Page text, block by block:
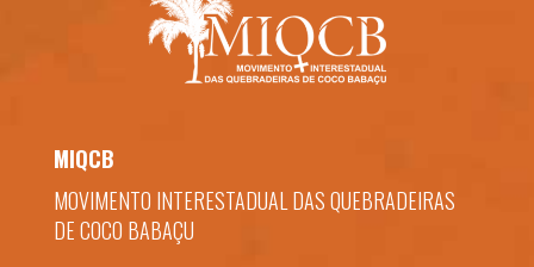
MIQCB
MOVIMENTO INTERESTADUAL DAS QUEBRADEIRAS
DE COCO BABAÇU